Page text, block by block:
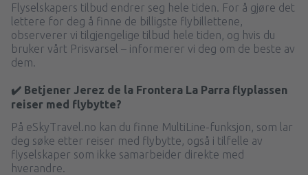
Flyselskapers tilbud endrer seg hele tiden. For å gjøre det
lettere for deg å finne de billigste flybillettene,
observerer vi tilgjengelige tilbud hele tiden, og hvis du
bruker vårt Prisvarsel – informerer vi deg om de beste av
dem.
✔️ Betjener Jerez de la Frontera La Parra flyplassen
reiser med flybytte?
På eSkyTravel.no kan du finne MultiLine-funksjon, som lar
deg søke etter reiser med flybytte, også i tilfelle av
flyselskaper som ikke samarbeider direkte med
hverandre.